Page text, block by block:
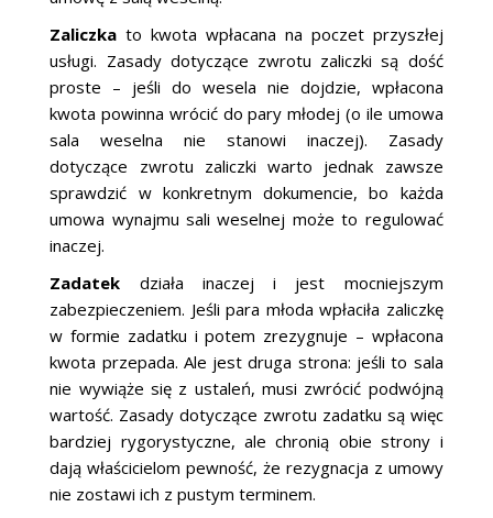
Zaliczka to kwota wpłacana na poczet przyszłej
usługi. Zasady dotyczące zwrotu zaliczki są dość
proste – jeśli do wesela nie dojdzie, wpłacona
kwota powinna wrócić do pary młodej (o ile umowa
sala weselna nie stanowi inaczej). Zasady
dotyczące zwrotu zaliczki warto jednak zawsze
sprawdzić w konkretnym dokumencie, bo każda
umowa wynajmu sali weselnej może to regulować
inaczej.
Zadatek działa inaczej i jest mocniejszym
zabezpieczeniem. Jeśli para młoda wpłaciła zaliczkę
w formie zadatku i potem zrezygnuje – wpłacona
kwota przepada. Ale jest druga strona: jeśli to sala
nie wywiąże się z ustaleń, musi zwrócić podwójną
wartość. Zasady dotyczące zwrotu zadatku są więc
bardziej rygorystyczne, ale chronią obie strony i
dają właścicielom pewność, że rezygnacja z umowy
nie zostawi ich z pustym terminem.